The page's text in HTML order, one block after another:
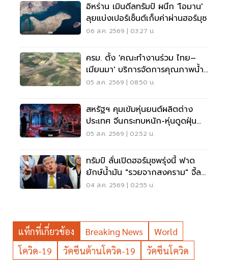
อิหร่าน เมินดีลทรัมป์ ผนึก 'โอมาน'
ลุยแบ่งเปอร์เซ็นต์เก็บค่าผ่านฮอร์มุซ
06 ส.ค. 2569 | 03:27 น.
ครม. ตั้ง 'คณะทำงานร่วม ไทย–
เมียนมา' บริการจัดการคุณภาพน้ำ
ข้ามแดน
05 ส.ค. 2569 | 08:50 น.
สหรัฐฯ คุมเข้มหุ่นยนต์ผลิตต่าง
ประเทศ จีนกระทบหนัก-หุ่นดูดฝุ่น
โดนด้วย
05 ส.ค. 2569 | 02:52 น.
ทรัมป์ ลั่นเปิดฮอร์มุซพรุ่งนี้ ฟาด
ยักษ์น้ำมัน "รวยจากสงคราม" จี้ลด
ราคาด่วน
04 ส.ค. 2569 | 02:55 น.
แท็กที่เกี่ยวข้อง Breaking News
World
โควิด-19
วัคซีนต้านโควิด-19
วัคซีนโควิด